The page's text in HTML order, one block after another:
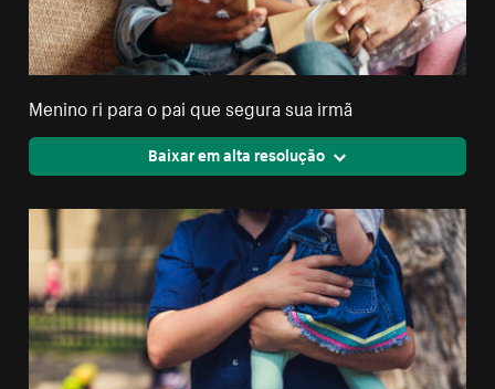
Menino ri para o pai que segura sua irmã
Baixar em alta resolução